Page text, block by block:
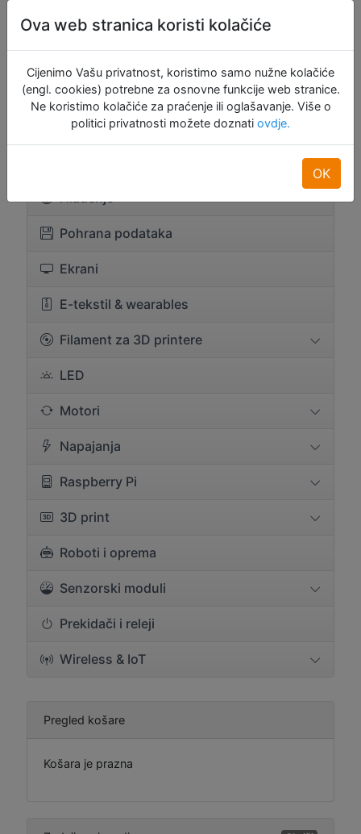
BBC Micro:bit
Brandovi
Eksper. i proto pločice
Komponente
Hlađenje
Pohrana podataka
Ekrani
E-tekstil & wearables
Filament za 3D printere
LED
Motori
Napajanja
Raspberry Pi
3D print
Roboti i oprema
Senzorski moduli
Prekidači i releji
Wireless & IoT
Pregled košare
Košara je prazna
Ova web stranica koristi kolačiće
Cijenimo Vašu privatnost, koristimo samo nužne kolačiće
(engl. cookies) potrebne za osnovne funkcije web stranice.
Ne koristimo kolačiće za praćenje ili oglašavanje. Više o
politici privatnosti možete doznati ovdje.
OK